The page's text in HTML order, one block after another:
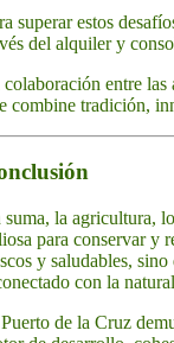
superar estos
del alquiler y
entre las
combine tradición,
suma, la agricultura,
para conservar y
y saludables,
con la
de la Cruz